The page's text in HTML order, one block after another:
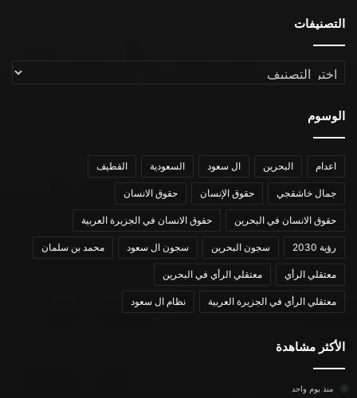
التصنيفات
التصنيفات
الوسوم
اعدام البحرين ال سعود السعودية القطيف
جمال خاشقجي حقوق الإنسان حقوق الانسان
حقوق الانسان في البحرين حقوق الانسان في الجزيرة العربية
رؤية 2030 سجون البحرين سجون ال سعود محمد بن سلمان
معتقلي الرأي معتقلي الرأي في البحرين
معتقلي الرأي في الجزيرة العربية نظام ال سعود
الأكثر مشاهدة
منذ يوم واحد